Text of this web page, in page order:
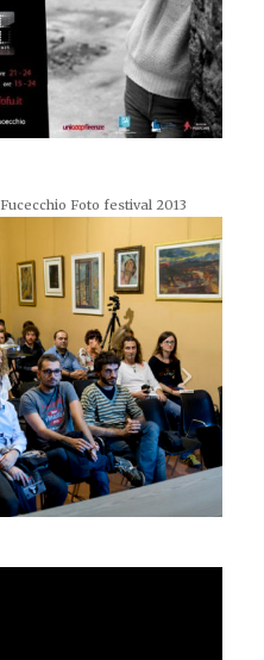
Fucecchio Foto festival 2013